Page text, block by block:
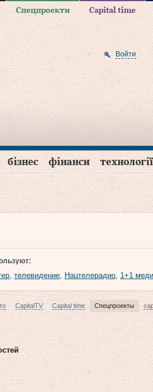
Спецпроекти Capital time
Войти
бізнес фінанси технології
, телевидение, Нацтелерадио, 1+1
CapitalTV Capital time Спецпроекты